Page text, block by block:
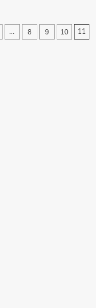
… 8 9 10 11